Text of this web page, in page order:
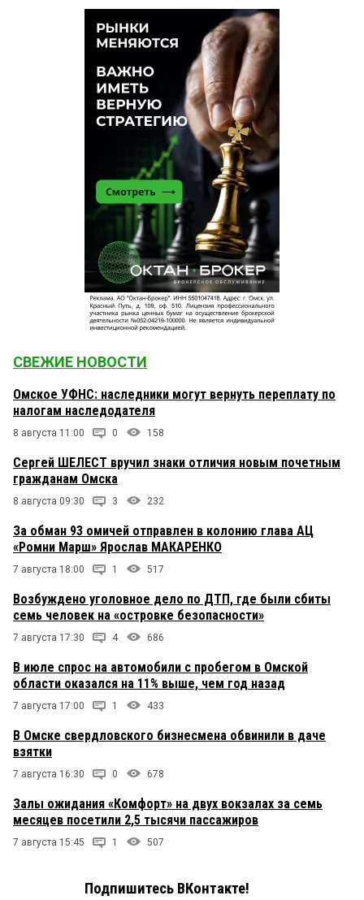
СВЕЖИЕ НОВОСТИ
Омское УФНС: наследники могут вернуть переплату по
налогам наследодателя
8 августа 11:00 0 158
Сергей ШЕЛЕСТ вручил знаки отличия новым почетным
гражданам Омска
8 августа 09:30 3 232
За обман 93 омичей отправлен в колонию глава АЦ
«Ромни Марш» Ярослав МАКАРЕНКО
7 августа 18:00 1 517
Возбуждено уголовное дело по ДТП, где были сбиты
семь человек на «островке безопасности»
7 августа 17:30 4 686
В июле спрос на автомобили с пробегом в Омской
области оказался на 11% выше, чем год назад
7 августа 17:00 1 433
В Омске свердловского бизнесмена обвинили в даче
взятки
7 августа 16:30 0 678
Залы ожидания «Комфорт» на двух вокзалах за семь
месяцев посетили 2,5 тысячи пассажиров
7 августа 15:45 1 507
Подпишитесь ВКонтакте!